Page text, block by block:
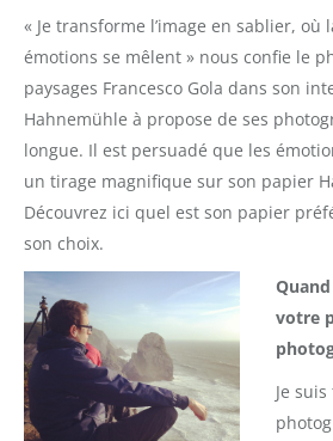
« Je transforme l’image en sablier, où
émotions se mêlent » nous confie le
paysages Francesco Gola dans son
Hahnemühle à propose de ses
longue. Il est persuadé que les
un tirage magnifique sur son papier
Découvrez ici quel est son papier
son choix.
votre
Je